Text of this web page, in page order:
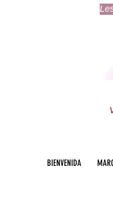
BIENVENIDA